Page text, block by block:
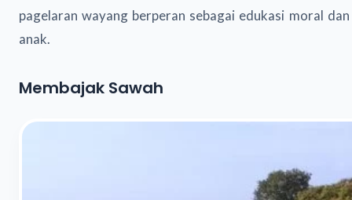
pagelaran wayang berperan sebagai edukasi moral
anak.
Membajak Sawah